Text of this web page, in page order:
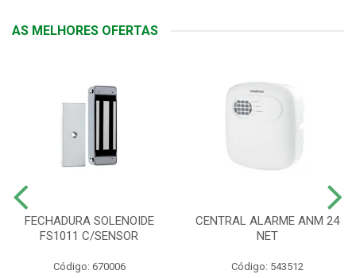
AS MELHORES OFERTAS
FECHADURA SOLENOIDE
FS1011 C/SENSOR
Código: 670006
CENTRAL ALARME ANM 24
NET
Código: 543512